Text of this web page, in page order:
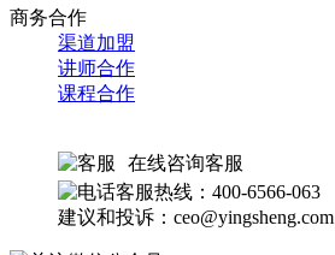
商务合作
渠道加盟
讲师合作
课程合作
在线咨询客服
客服热线：400-6566-063
建议和投诉：ceo@yingsheng.com